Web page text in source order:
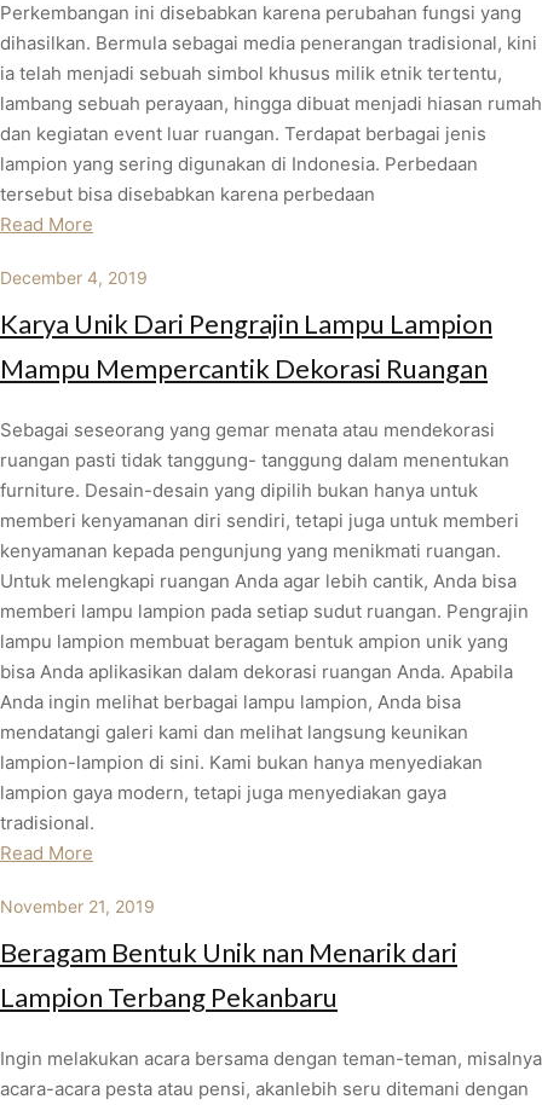
Perkembangan ini disebabkan karena perubahan fungsi yang
dihasilkan. Bermula sebagai media penerangan tradisional, kini
ia telah menjadi sebuah simbol khusus milik etnik tertentu,
lambang sebuah perayaan, hingga dibuat menjadi hiasan rumah
dan kegiatan event luar ruangan. Terdapat berbagai jenis
lampion yang sering digunakan di Indonesia. Perbedaan
tersebut bisa disebabkan karena perbedaan
Read More
December 4, 2019
Karya Unik Dari Pengrajin Lampu Lampion
Mampu Mempercantik Dekorasi Ruangan
Sebagai seseorang yang gemar menata atau mendekorasi
ruangan pasti tidak tanggung- tanggung dalam menentukan
furniture. Desain-desain yang dipilih bukan hanya untuk
memberi kenyamanan diri sendiri, tetapi juga untuk memberi
kenyamanan kepada pengunjung yang menikmati ruangan.
Untuk melengkapi ruangan Anda agar lebih cantik, Anda bisa
memberi lampu lampion pada setiap sudut ruangan. Pengrajin
lampu lampion membuat beragam bentuk ampion unik yang
bisa Anda aplikasikan dalam dekorasi ruangan Anda. Apabila
Anda ingin melihat berbagai lampu lampion, Anda bisa
mendatangi galeri kami dan melihat langsung keunikan
lampion-lampion di sini. Kami bukan hanya menyediakan
lampion gaya modern, tetapi juga menyediakan gaya
tradisional.
Read More
November 21, 2019
Beragam Bentuk Unik nan Menarik dari
Lampion Terbang Pekanbaru
Ingin melakukan acara bersama dengan teman-teman, misalnya
acara-acara pesta atau pensi, akanlebih seru ditemani dengan